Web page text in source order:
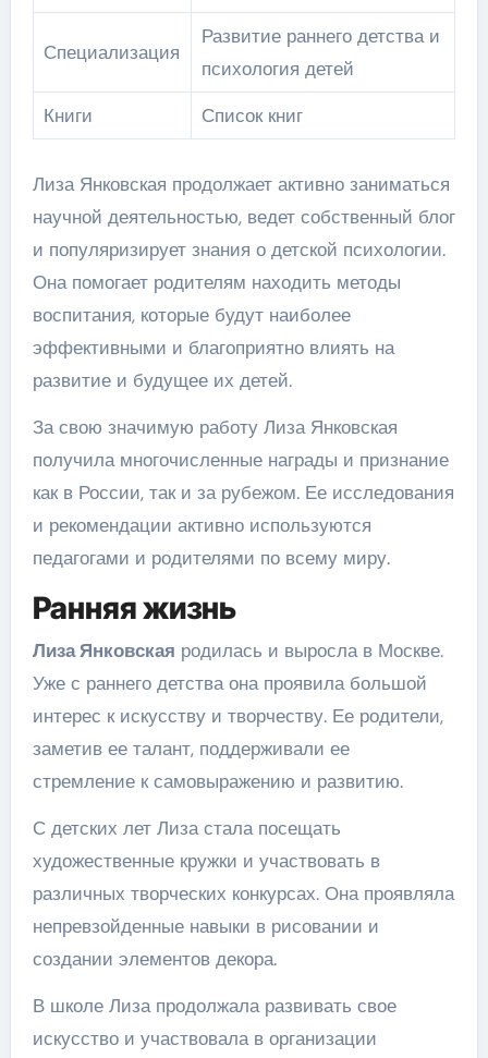
Специализация
Развитие раннего детства и
психология детей
Книги
Список книг
Лиза Янковская продолжает активно заниматься
научной деятельностью, ведет собственный блог
и популяризирует знания о детской психологии.
Она помогает родителям находить методы
воспитания, которые будут наиболее
эффективными и благоприятно влиять на
развитие и будущее их детей.
За свою значимую работу Лиза Янковская
получила многочисленные награды и признание
как в России, так и за рубежом. Ее исследования
и рекомендации активно используются
педагогами и родителями по всему миру.
Ранняя жизнь
Лиза Янковская родилась и выросла в Москве.
Уже с раннего детства она проявила большой
интерес к искусству и творчеству. Ее родители,
заметив ее талант, поддерживали ее
стремление к самовыражению и развитию.
С детских лет Лиза стала посещать
художественные кружки и участвовать в
различных творческих конкурсах. Она проявляла
непревзойденные навыки в рисовании и
создании элементов декора.
В школе Лиза продолжала развивать свое
искусство и участвовала в организации